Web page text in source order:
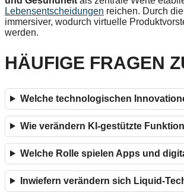
Lebensentscheidungen reichen. Durch
immersiver, wodurch virtuelle
werden.
HÄUFIGE FRAGEN
Welche technologischen
Wie verändern KI-gestützte
Welche Rolle spielen Apps und
Inwiefern verändern sich Liquid-